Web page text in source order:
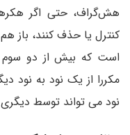
هش‌گراف، حتی اگر
کنترل یا حذف کنند،
است که بیش از دو سوم
مکررا از یک نود به نود
نود می تواند توسط دیگری